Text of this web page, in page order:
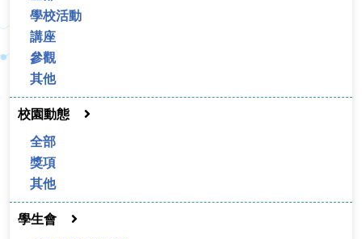
學校活動
講座
參觀
其他
校園動態
全部
獎項
其他
學生會